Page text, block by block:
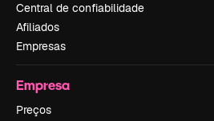
Central de confiabilidade
Afiliados
Empresas
Empresa
Preços